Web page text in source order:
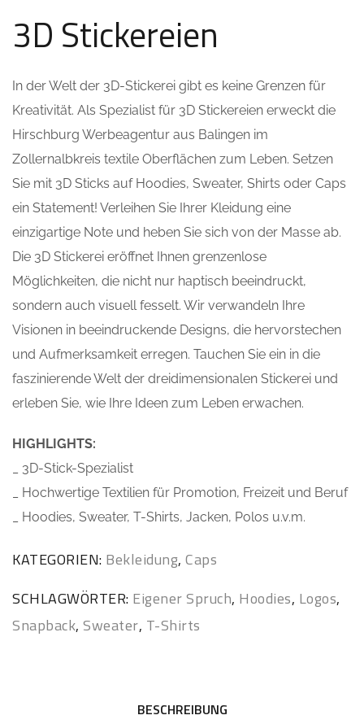
3D Stickereien
In der Welt der 3D-Stickerei gibt es keine Grenzen für
Kreativität. Als Spezialist für 3D Stickereien erweckt die
Hirschburg Werbeagentur aus Balingen im
Zollernalbkreis textile Oberflächen zum Leben. Setzen
Sie mit 3D Sticks auf Hoodies, Sweater, Shirts oder Caps
ein Statement! Verleihen Sie Ihrer Kleidung eine
einzigartige Note und heben Sie sich von der Masse ab.
Die 3D Stickerei eröffnet Ihnen grenzenlose
Möglichkeiten, die nicht nur haptisch beeindruckt,
sondern auch visuell fesselt. Wir verwandeln Ihre
Visionen in beeindruckende Designs, die hervorstechen
und Aufmerksamkeit erregen. Tauchen Sie ein in die
faszinierende Welt der dreidimensionalen Stickerei und
erleben Sie, wie Ihre Ideen zum Leben erwachen.
HIGHLIGHTS:
_ 3D-Stick-Spezialist
_ Hochwertige Textilien für Promotion, Freizeit und Beruf
_ Hoodies, Sweater, T-Shirts, Jacken, Polos u.v.m.
KATEGORIEN: Bekleidung, Caps
SCHLAGWÖRTER: Eigener Spruch, Hoodies, Logos,
Snapback, Sweater, T-Shirts
BESCHREIBUNG